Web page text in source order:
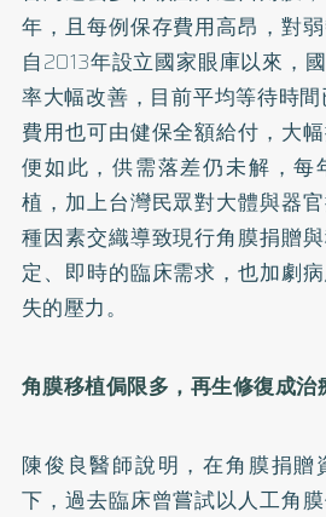
年，且每例保存費用高昂，對
自2013年設立國家眼庫以來，
率大幅改善，目前平均等待時
費用也可由健保全額給付，大
便如此，供需落差仍未解，每
植，加上台灣民眾對大體與器
種因素交織導致現行角膜捐贈
定、即時的臨床需求，也加劇
失的壓力。
角膜移植侷限多，再生修復成治
陳俊良醫師說明，在角膜捐贈
下，過去臨床曾嘗試以人工角